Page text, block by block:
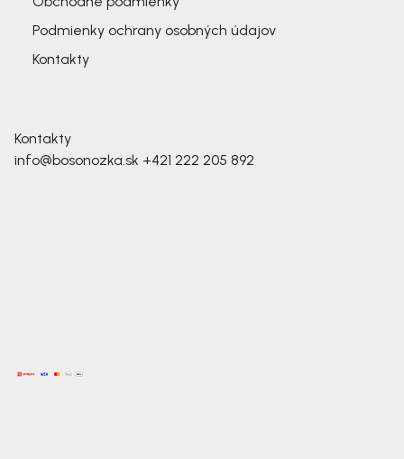
Podmienky ochrany osobných údajov
Kontakty
Kontakty
info@bosonozka.sk +421 222 205 892